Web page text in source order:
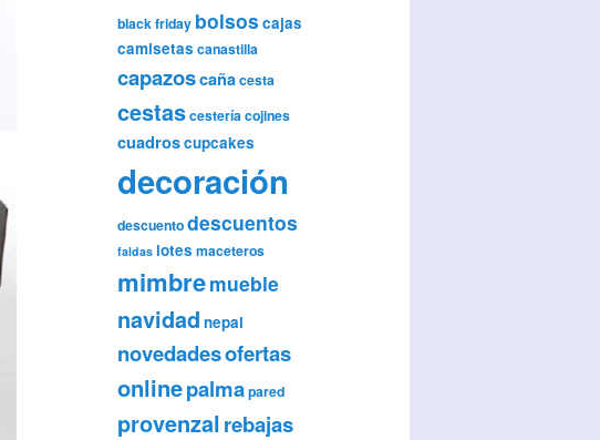
black friday bolsos cajas
camisetas canastilla
capazoscañacesta
cestascesteríacojines
cuadroscupcakes
decoración
descuentodescuentos
faldas lotes maceteros
mimbremueble
navidad nepal
novedadesofertas
onlinepalmapared
provenzalrebajas